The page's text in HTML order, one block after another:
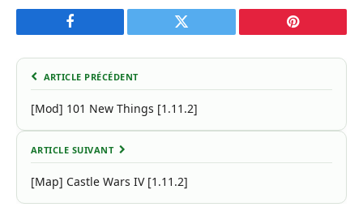
Facebook Twitter Pinterest
ARTICLE PRÉCÉDENT
[Mod] 101 New Things [1.11.2]
ARTICLE SUIVANT
[Map] Castle Wars IV [1.11.2]